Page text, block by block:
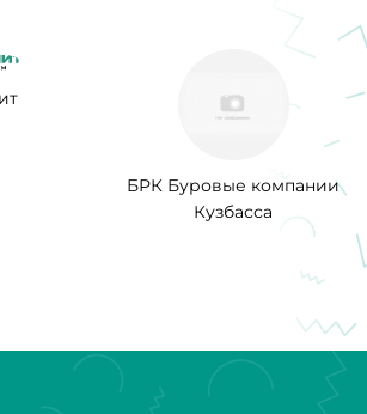
БРК Буровые компании
Кузбасса